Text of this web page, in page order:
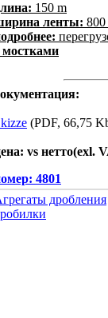
150 m
ленты:
мостками
(PDF, 66,75
vs нетто(exl.
4801
дробления